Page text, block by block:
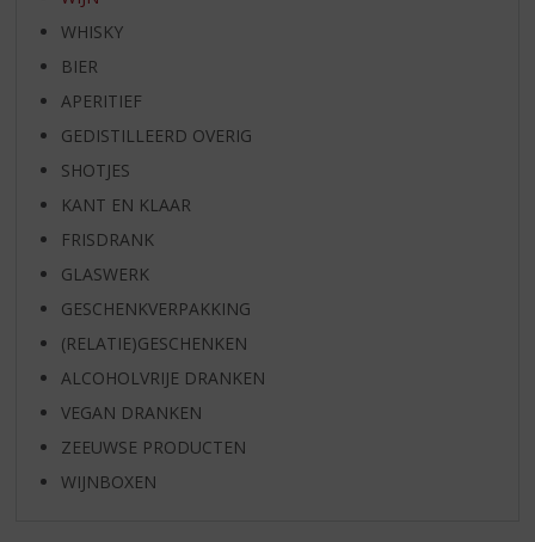
WHISKY
BIER
APERITIEF
GEDISTILLEERD OVERIG
SHOTJES
KANT EN KLAAR
FRISDRANK
GLASWERK
GESCHENKVERPAKKING
(RELATIE)GESCHENKEN
ALCOHOLVRIJE DRANKEN
VEGAN DRANKEN
ZEEUWSE PRODUCTEN
WIJNBOXEN